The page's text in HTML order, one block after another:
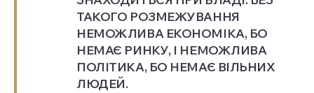
ТАКОГО РОЗМЕЖУВАННЯ
НЕМОЖЛИВА ЕКОНОМІКА, БО
НЕМАЄ РИНКУ, І НЕМОЖЛИВА
ПОЛІТИКА, БО НЕМАЄ ВІЛЬНИХ
ЛЮДЕЙ.